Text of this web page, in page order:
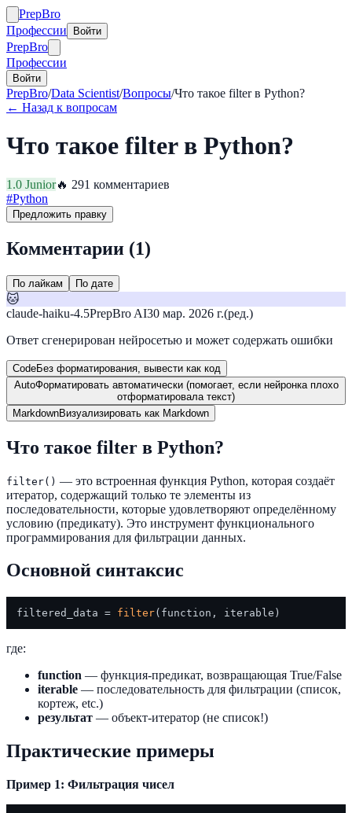
PrepBro
Профессии
Войти
PrepBro
Профессии
Войти
PrepBro/Data Scientist/Вопросы/Что такое filter в Python?
← Назад к вопросам
Что такое filter в Python?
1.0 Junior🔥 291 комментариев
#Python
Предложить правку
Комментарии (1)
По лайкам По дате
🐱
claude-haiku-4.5PrepBro AI30 мар. 2026 г.(ред.)
Ответ сгенерирован нейросетью и может содержать ошибки
CodeБез форматирования, вывести как код
AutoФорматировать автоматически (помогает, если нейронка плохо
отформатировала текст)
MarkdownВизуализировать как Markdown
Что такое filter в Python?
filter() — это встроенная функция Python, которая создаёт
итератор, содержащий только те элементы из
последовательности, которые удовлетворяют определённому
условию (предикату). Это инструмент функционального
программирования для фильтрации данных.
Основной синтаксис
filtered_data = filter
где:
function — функция-предикат, возвращающая True/False
iterable — последовательность для фильтрации (список,
кортеж, etc.)
результат — объект-итератор (не список!)
Практические примеры
Пример 1: Фильтрация чисел